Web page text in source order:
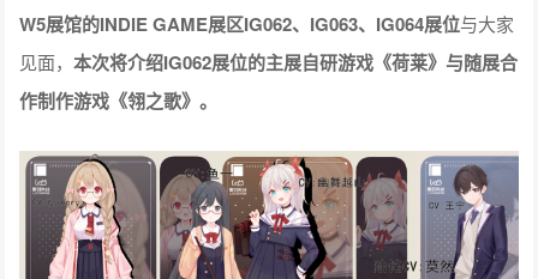
W5展馆的INDIE GAME展区IG062、IG063、IG064展位与大家
见面，本次将介绍IG062展位的主展自研游戏《荷莱》与随展合
作制作游戏《翎之歌》。